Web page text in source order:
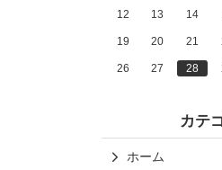
12 13 14
19 20 21
26 27 28
カテ
ホーム